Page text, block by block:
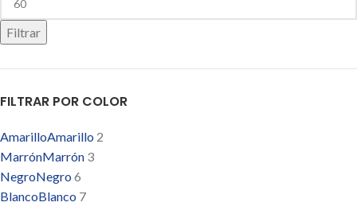
Filtrar
FILTRAR POR COLOR
AmarilloAmarillo 2
MarrónMarrón 3
NegroNegro 6
BlancoBlanco 7